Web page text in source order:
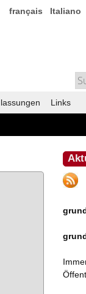
français Italiano
Links